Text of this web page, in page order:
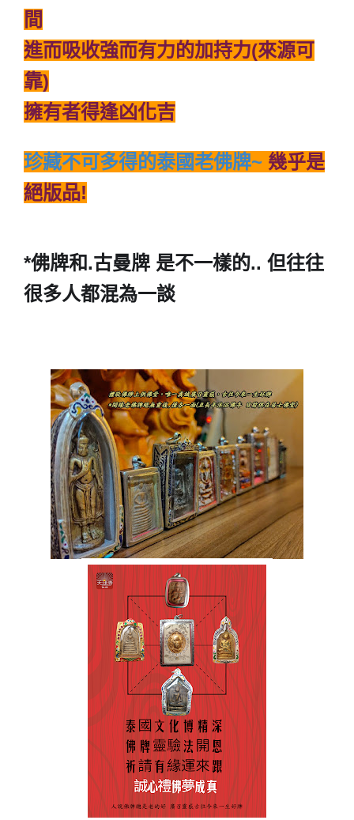
間
進而吸收強而有力的加持力(來源可
靠)
擁有者得逢凶化吉
珍藏不可多得的泰國老佛牌~ 幾乎是
絕版品!
*佛牌和.古曼牌 是不一樣的.. 但往往
很多人都混為一談